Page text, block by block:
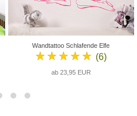
Wandtattoo Schlafende Elfe
★★★★★ (6)
ab 23,95 EUR